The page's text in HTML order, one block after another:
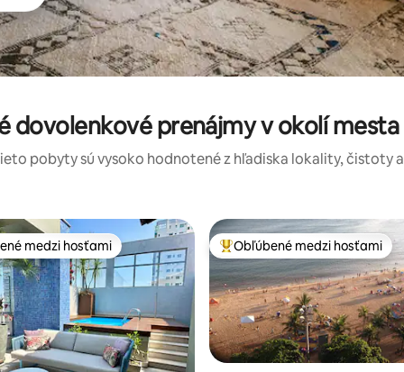
dovolenkové prenájmy v okolí
pobyty sú vysoko hodnotené z hľadiska lokality, čistoty
medzi hosťami
medzi hosťami Najobľúbenejšie medzi hosťami
Obľúbené medzi hosťami